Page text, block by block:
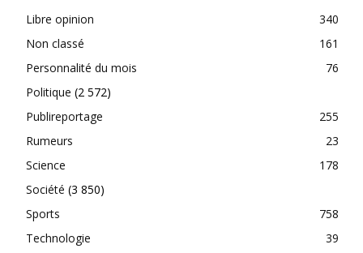
Libre opinion
340
Non classé
161
Personnalité du mois
76
Politique (2 572)
Publireportage
255
Rumeurs
23
Science
178
Société (3 850)
Sports
758
Technologie
39